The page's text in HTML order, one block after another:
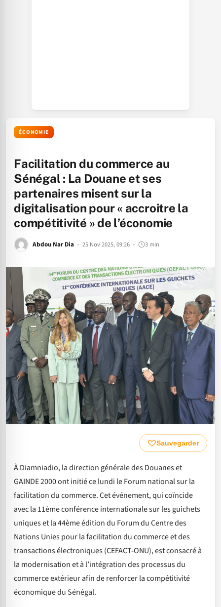
ÉCONOMIE
Facilitation du commerce au
Sénégal : La Douane et ses
partenaires misent sur la
digitalisation pour « accroitre la
compétitivité » de l’économie
Abdou Nar Dia 25 Nov 2025, 09:26 3 min
Sauvegarder
À Diamniadio, la direction générale des Douanes et
GAINDE 2000 ont initié ce lundi le Forum national sur la
facilitation du commerce. Cet événement, qui coïncide
avec la 11ème conférence internationale sur les guichets
uniques et la 44ème édition du Forum du Centre des
Nations Unies pour la facilitation du commerce et des
transactions électroniques (CEFACT-ONU), est consacré à
la modernisation et à l’intégration des processus du
commerce extérieur afin de renforcer la compétitivité
économique du Sénégal.